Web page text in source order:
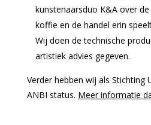
kunstenaarsduo K&A over
koffie en de handel erin
Wij doen de technische
artistiek advies gegeven.
Verder hebben wij als Stichting
ANBI status. Meer informatie